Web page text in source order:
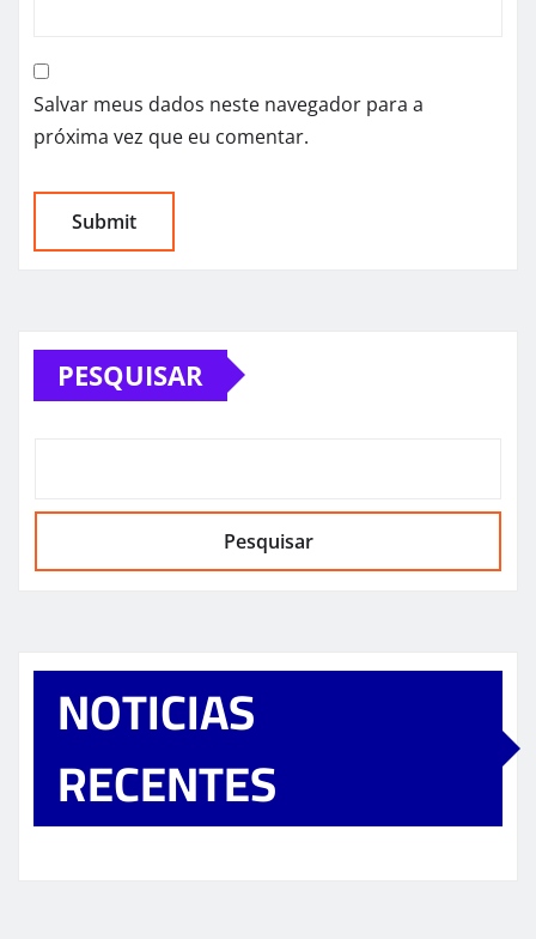
Salvar meus dados neste navegador para a
próxima vez que eu comentar.
PESQUISAR
Pesquisar
NOTICIAS
RECENTES